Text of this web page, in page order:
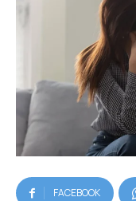
FACEBOOK